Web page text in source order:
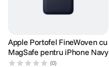
Apple Portofel FineWoven cu
MagSafe pentru iPhone Navy
(0)